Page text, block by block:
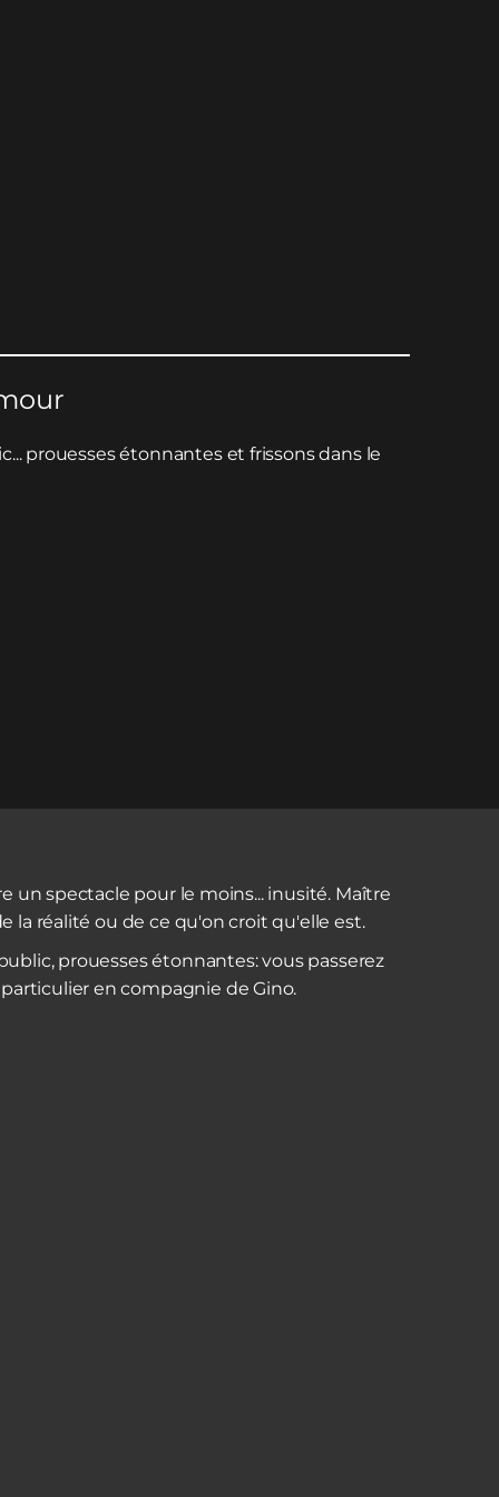
prouesses étonnantes et frissons dans le
un spectacle pour le moins... inusité. Maître
la réalité ou de ce qu'on croit qu'elle est.
prouesses étonnantes: vous passerez
en compagnie de Gino.